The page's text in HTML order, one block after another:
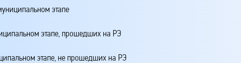
этапе
этапе, прошедших на РЭ
этапе, не прошедших на РЭ